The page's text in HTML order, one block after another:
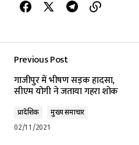
Previous Post
गाजीपुर में भीषण सड़क हादसा,
सीएम योगी ने जताया गहरा शोक
प्रादेशिक
मुख्य समाचार
02/11/2021